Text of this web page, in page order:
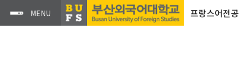
프랑스어전공